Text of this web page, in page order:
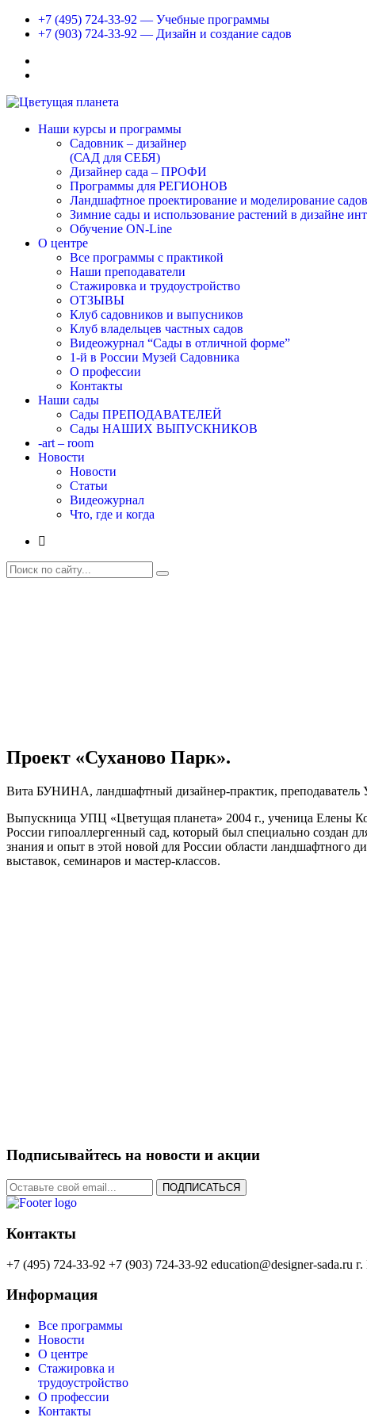
+7 (495) 724-33-92 — Учебные программы
+7 (903) 724-33-92 — Дизайн и создание садов
Наши курсы и программы
Садовник – дизайнер
(САД для СЕБЯ)
Дизайнер сада – ПРОФИ
Программы для РЕГИОНОВ
Ландшафтное проектирование и моделирование
Зимние сады и использование растений в дизайне
Обучение ON-Line
О центре
Все программы с практикой
Наши преподаватели
Стажировка и трудоустройство
ОТЗЫВЫ
Клуб садовников и выпусников
Клуб владельцев частных садов
Видеожурнал “Сады в отличной форме”
1-й в России Музей Садовника
О профессии
Контакты
Наши сады
Сады ПРЕПОДАВАТЕЛЕЙ
Сады НАШИХ ВЫПУСКНИКОВ
-art – room
Новости
Новости
Статьи
Видеожурнал
Что, где и когда
Проект «Суханово Парк».
Вита БУНИНА, ландшафтный дизайнер-практик, преподаватель
Выпускница УПЦ «Цветущая планета» 2004 г., ученица Елены
России гипоаллергенный сад, который был специально создан
знания и опыт в этой новой для России области ландшафтного
выставок, семинаров и мастер-классов.
Подписывайтесь на новости и акции
ПОДПИСАТЬСЯ
Контакты
+7 (495) 724-33-92 +7 (903) 724-33-92 education@designer-sada.ru
Информация
Все программы
Новости
О центре
Стажировка и
трудоустройство
О профессии
Контакты